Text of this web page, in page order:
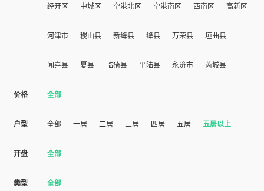
经开区 中城区 空港北区 空港南区 西南区 高新区
河津市 稷山县 新绛县 绛县 万荣县 垣曲县
闻喜县 夏县 临猗县 平陆县 永济市 芮城县
价格 全部
户型 全部 一居 二居 三居 四居 五居 五居以上
开盘 全部
类型 全部